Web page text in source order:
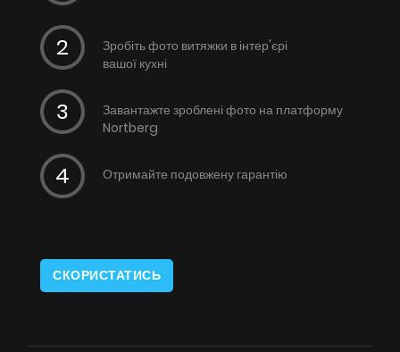
Зробіть фото витяжки в інтер'єрі
вашої кухні
Завантажте зроблені фото на платформу
Nortberg
Отримайте подовжену гарантію
СКОРИСТАТИСЬ